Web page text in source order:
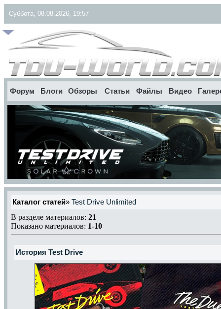
Суббота, 08.08.2026, 19:57
Форум Блоги Обзоры Статьи Файлы Видео
Каталог статей» Test Drive Unlimited
В разделе материалов: 21
Показано материалов: 1-10
История Test Drive